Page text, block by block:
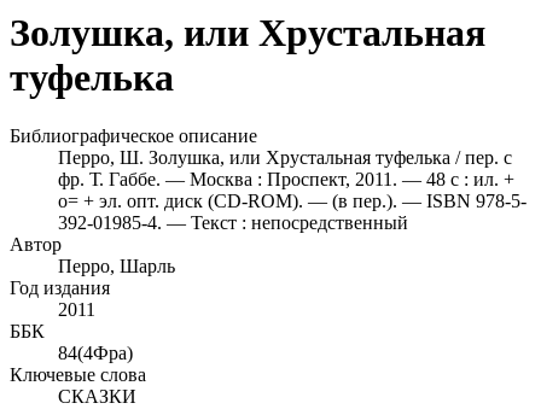
Золушка, или Хрустальная
туфелька
Библиографическое описание
Перро, Ш. Золушка, или Хрустальная туфелька / пер. с
фр. Т. Габбе. — Москва : Проспект, 2011. — 48 с : ил. +
o= + эл. опт. диск (CD-ROM). — (в пер.). — ISBN 978-5-
392-01985-4. — Текст : непосредственный
Автор
Перро, Шарль
Год издания
2011
ББК
84(4Фра)
Ключевые слова
СКАЗКИ